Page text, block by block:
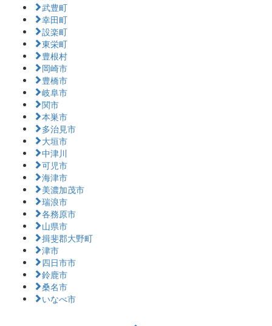
武豊町
幸田町
設楽町
東栄町
豊根村
岡崎市
豊橋市
岐阜市
関市
本巣市
多治見市
大垣市
中津川
可児市
海津市
美濃加茂市
瑞浪市
各務原市
山県市
揖斐郡大野町
津市
四日市市
鈴鹿市
桑名市
いなべ市